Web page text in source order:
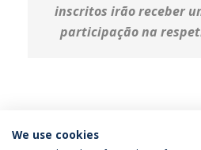
inscritos irão receber
participação na
Católica Research Centre For The
We use cookies